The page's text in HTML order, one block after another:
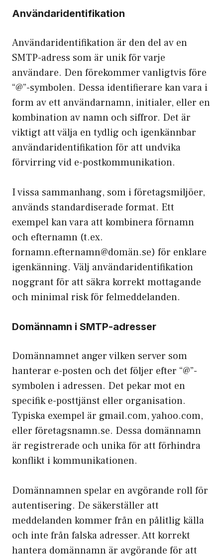
Användaridentifikation
Användaridentifikation är den del av en
SMTP-adress som är unik för varje
användare. Den förekommer vanligtvis före
“@”-symbolen. Dessa identifierare kan vara i
form av ett användarnamn, initialer, eller en
kombination av namn och siffror. Det är
viktigt att välja en tydlig och igenkännbar
användaridentifikation för att undvika
förvirring vid e-postkommunikation.
I vissa sammanhang, som i företagsmiljöer,
används standardiserade format. Ett
exempel kan vara att kombinera förnamn
och efternamn (t.ex.
fornamn.efternamn@domän.se) för enklare
igenkänning. Välj användaridentifikation
noggrant för att säkra korrekt mottagande
och minimal risk för felmeddelanden.
Domännamn i SMTP-adresser
Domännamnet anger vilken server som
hanterar e-posten och det följer efter “@”-
symbolen i adressen. Det pekar mot en
specifik e-posttjänst eller organisation.
Typiska exempel är gmail.com, yahoo.com,
eller företagsnamn.se. Dessa domännamn
är registrerade och unika för att förhindra
konflikt i kommunikationen.
Domännamnen spelar en avgörande roll för
autentisering. De säkerställer att
meddelanden kommer från en pålitlig källa
och inte från falska adresser. Att korrekt
hantera domännamn är avgörande för att